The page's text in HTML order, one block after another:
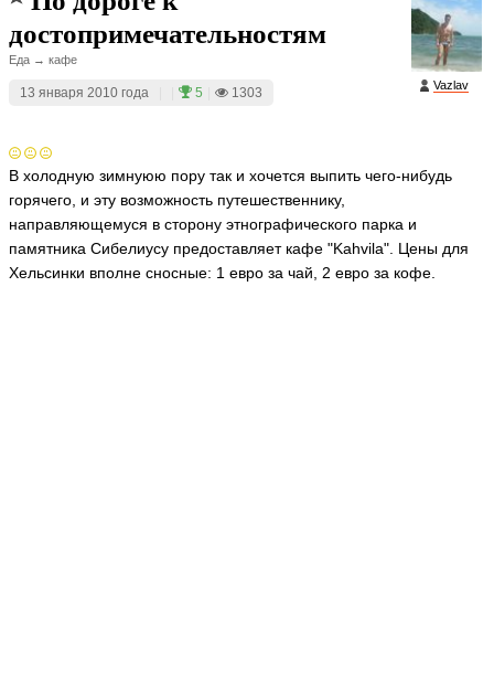
Vazlav
достопримечательностям
Еда → кафе
13 января 2010 года 5 1303
В холодную зимнуюю пору так и хочется выпить чего-нибудь
горячего, и эту возможность путешественнику,
направляющемуся в сторону этнографического парка и
памятника Сибелиусу предоставляет кафе "Kahvila". Цены для
Хельсинки вполне сносные: 1 евро за чай, 2 евро за кофе.